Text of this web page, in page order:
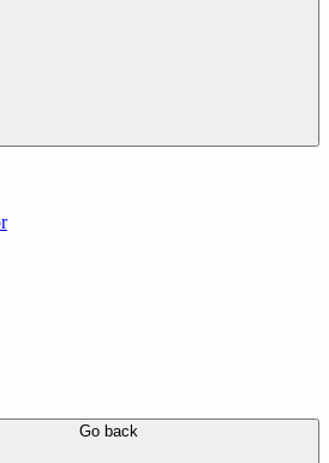
Go back